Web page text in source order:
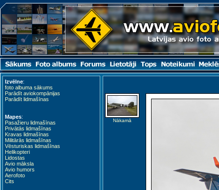
Izvēlne:
foto albuma sākums
Parādīt aviokompānijas
Parādīt lidmašīnas
Mapes:
Pasažieru lidmašīnas
Privātās lidmašīnas
Kravas lidmašīnas
Militārās lidmašīnas
Vēsturiskas lidmašīnas
Helikopteri
Lidostas
Avio māksla
Avio humors
Aerofoto
Cits
Nākamā